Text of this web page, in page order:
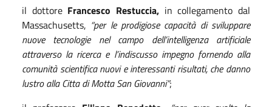
il dottore Francesco Restuccia, in collegamento dal
Massachusetts, “per le prodigiose capacità di sviluppare
nuove tecnologie nel campo dell’intelligenza artificiale
attraverso la ricerca e l’indiscusso impegno fornendo alla
comunità scientifica nuovi e interessanti risultati, che danno
lustro alla Citta di Motta San Giovanni”;